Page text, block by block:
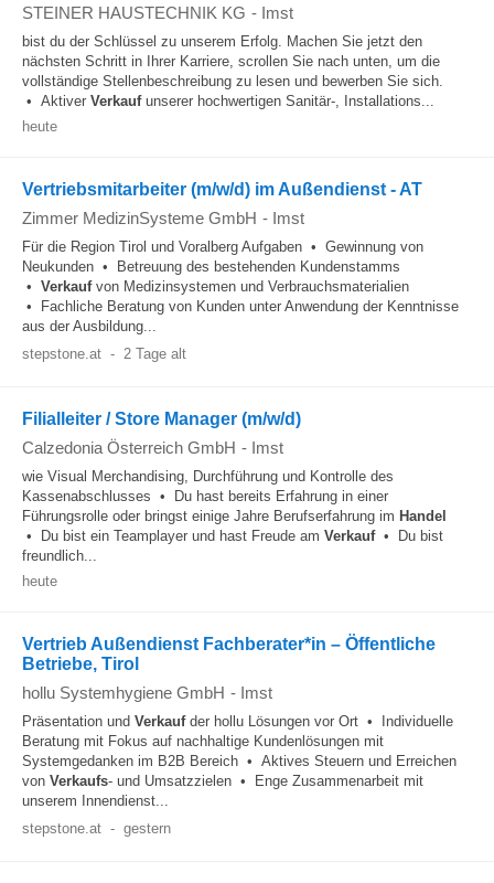
STEINER HAUSTECHNIK KG - Imst
bist du der Schlüssel zu unserem Erfolg. Machen Sie jetzt den
nächsten Schritt in Ihrer Karriere, scrollen Sie nach unten, um die
vollständige Stellenbeschreibung zu lesen und bewerben Sie sich.
• Aktiver Verkaufunserer hochwertigen Sanitär-, Installations...
heute
Vertriebsmitarbeiter (m/w/d) im Außendienst - AT
Zimmer MedizinSysteme GmbH - Imst
Für die Region Tirol und Voralberg Aufgaben • Gewinnung von
Neukunden • Betreuung des bestehenden Kundenstamms
• Verkaufvon Medizinsystemen und Verbrauchsmaterialien
• Fachliche Beratung von Kunden unter Anwendung der Kenntnisse
aus der Ausbildung...
stepstone.at - 2 Tage alt
Filialleiter / Store Manager (m/w/d)
Calzedonia Österreich GmbH - Imst
wie Visual Merchandising, Durchführung und Kontrolle des
Kassenabschlusses • Du hast bereits Erfahrung in einer
Führungsrolle oder bringst einige Jahre Berufserfahrung im Handel
• Du bist ein Teamplayer und hast Freude am Verkauf• Du bist
freundlich...
heute
Vertrieb Außendienst Fachberater*in – Öffentliche
Betriebe, Tirol
hollu Systemhygiene GmbH - Imst
Präsentation und Verkaufder hollu Lösungen vor Ort • Individuelle
Beratung mit Fokus auf nachhaltige Kundenlösungen mit
Systemgedanken im B2B Bereich • Aktives Steuern und Erreichen
von Verkaufs- und Umsatzzielen • Enge Zusammenarbeit mit
unserem Innendienst...
stepstone.at - gestern